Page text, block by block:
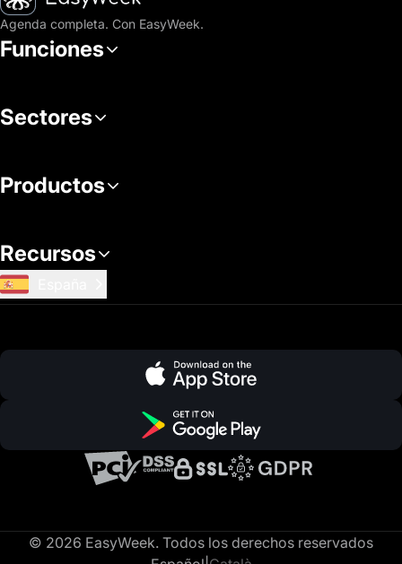
Agenda completa. Con EasyWeek.
Funciones
Sectores
Productos
Recursos
© 2026 EasyWeek. Todos los derechos reservados